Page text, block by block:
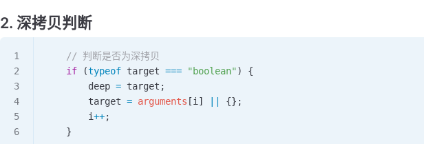
2. 深拷贝判断
    // 判断是否为深拷贝
    if
(typeof target === "boolean" ) {
        deep
= target ;
        target
= arguments [i ]
{};
        i
++;
    }